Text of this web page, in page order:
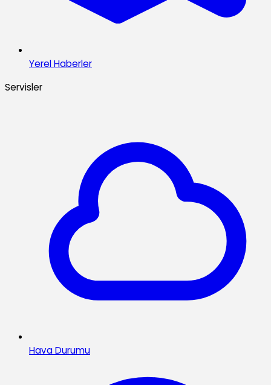
Yerel Haberler
Servisler
Hava Durumu